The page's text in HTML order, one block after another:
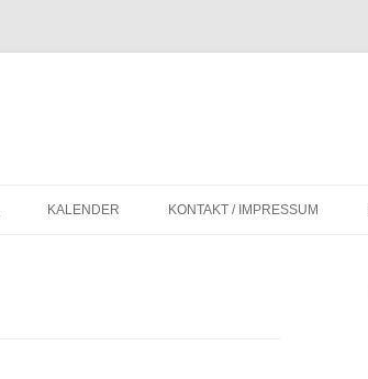
KALENDER KONTAKT / IMPRESSUM